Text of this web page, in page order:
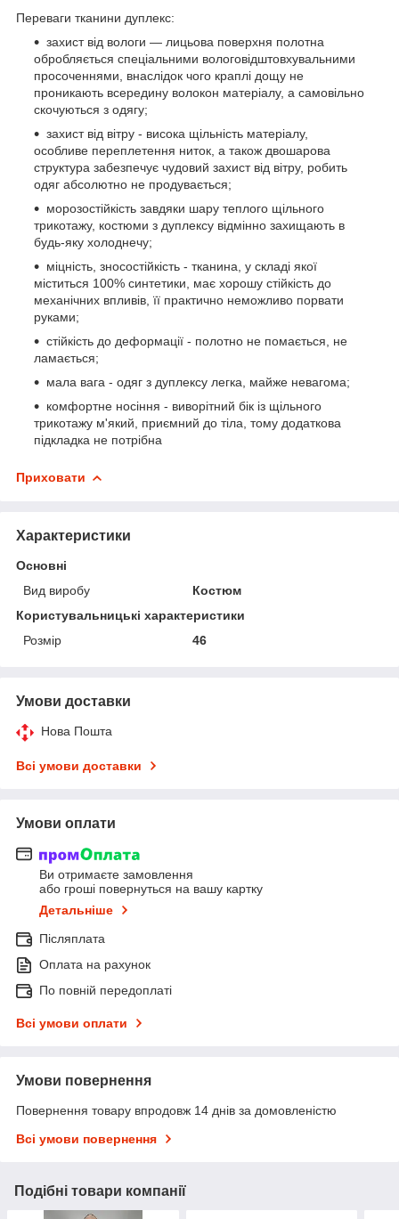
Переваги тканини дуплекс:
захист від вологи — лицьова поверхня полотна
обробляється спеціальними вологовідштовхувальними
просоченнями, внаслідок чого краплі дощу не
проникають всередину волокон матеріалу, а самовільно
скочуються з одягу;
захист від вітру - висока щільність матеріалу,
особливе переплетення ниток, а також двошарова
структура забезпечує чудовий захист від вітру, робить
одяг абсолютно не продувається;
морозостійкість завдяки шару теплого щільного
трикотажу, костюми з дуплексу відмінно захищають в
будь-яку холоднечу;
міцність, зносостійкість - тканина, у складі якої
міститься 100% синтетики, має хорошу стійкість до
механічних впливів, її практично неможливо порвати
руками;
стійкість до деформації - полотно не помається, не
ламається;
мала вага - одяг з дуплексу легка, майже невагома;
комфортне носіння - виворітний бік із щільного
трикотажу м'який, приємний до тіла, тому додаткова
підкладка не потрібна
Приховати
Характеристики
Основні
Вид виробу
Костюм
Користувальницькі характеристики
Розмір
46
Умови доставки
Нова Пошта
Всі умови доставки
Умови оплати
Ви отримаєте замовлення
або гроші повернуться на вашу картку
Детальніше
Післяплата
Оплата на рахунок
По повній передоплаті
Всі умови оплати
Умови повернення
Повернення товару впродовж 14 днів за домовленістю
Всі умови повернення
Подібні товари компанії